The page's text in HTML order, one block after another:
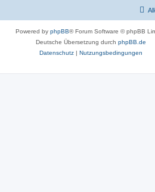
Powered by phpBB® Forum Software © phpBB
Deutsche Übersetzung durch phpBB.de
Datenschutz | Nutzungsbedingungen